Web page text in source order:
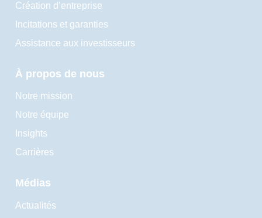
Création d’entreprise
Incitations et garanties
Assistance aux investisseurs
À propos de nous
Notre mission
Notre équipe
Insights
Carrières
Médias
Actualités